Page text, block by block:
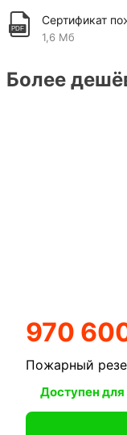
Более
Пожарный
Доступен для
970
Сертификат
1,6 Мб